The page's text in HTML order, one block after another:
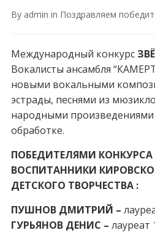
By admin in Поздравляем
Международный конкурс
Вокалисты ансамбля
новыми вокальными
эстрады, песнями из
народными
обработке.
ПОБЕДИТЕЛЯМИ
ВОСПИТАННИКИ
ДЕТСКОГО ТВОРЧЕСТВА :
ПУШНОВ ДМИТРИЙ –
ГУРЬЯНОВ ДЕНИС – лауреат